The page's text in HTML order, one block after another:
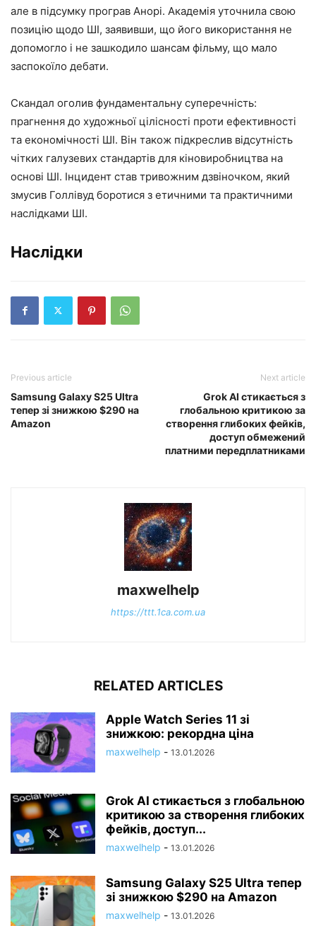
але в підсумку програв Анорі. Академія уточнила свою
позицію щодо ШІ, заявивши, що його використання не
допомогло і не зашкодило шансам фільму, що мало
заспокоїло дебати.
Скандал оголив фундаментальну суперечність:
прагнення до художньої цілісності проти ефективності
та економічності ШІ. Він також підкреслив відсутність
чітких галузевих стандартів для кіновиробництва на
основі ШІ. Інцидент став тривожним дзвіночком, який
змусив Голлівуд боротися з етичними та практичними
наслідками ШІ.
Наслідки
Previous article
Samsung Galaxy S25 Ultra
тепер зі знижкою $290 на
Amazon
Next article
Grok AI стикається з
глобальною критикою за
створення глибоких фейків,
доступ обмежений
платними передплатниками
maxwelhelp
https://ttt.1ca.com.ua
RELATED ARTICLES
Apple Watch Series 11 зі
знижкою: рекордна ціна
maxwelhelp - 13.01.2026
Grok AI стикається з глобальною
критикою за створення глибоких
фейків, доступ...
maxwelhelp - 13.01.2026
Samsung Galaxy S25 Ultra тепер
зі знижкою $290 на Amazon
maxwelhelp - 13.01.2026